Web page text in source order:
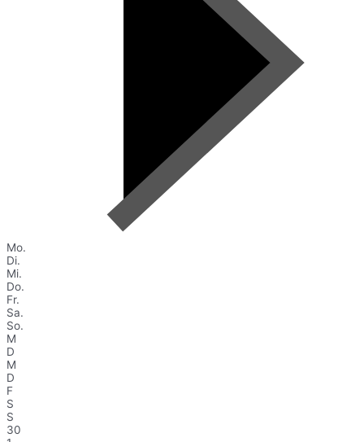
Mo.
Di.
Mi.
Do.
Fr.
Sa.
So.
M
D
M
D
F
S
S
30